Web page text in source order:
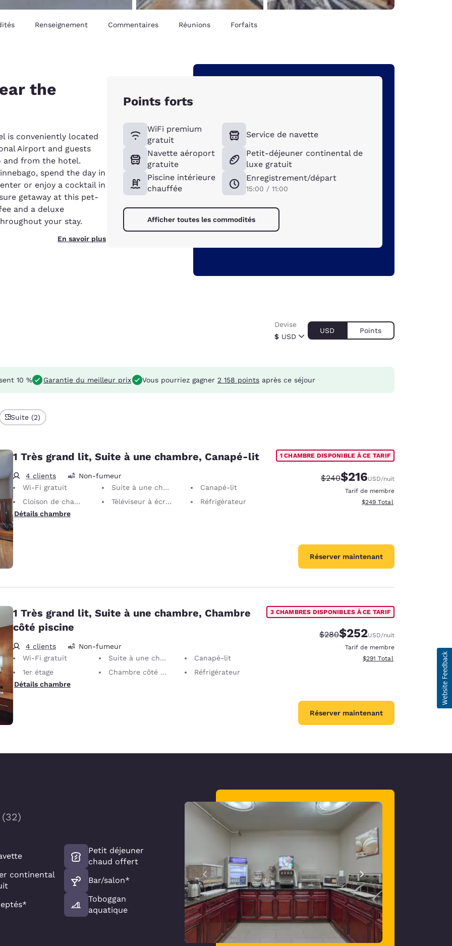
Renseignement Commentaires Réunions Forfaits
the
is conveniently located
Airport and guests
from the hotel.
spend the day in
or enjoy a cocktail in
getaway at this pet-
and a deluxe
your stay.
En savoir plus
Points forts
WiFi premium
gratuit
Navette aéroport
gratuite
Piscine intérieure
chauffée
Service de navette
Petit-déjeuner continental de
luxe gratuit
Enregistrement/départ
15:00 / 11:00
Afficher toutes les commodités
$ USD
Devise
USD Points
10 % Garantie du meilleur prix Vous pourriez gagner 2 158 points après ce séjour
Suite (2)
1 Très grand lit, Suite à une chambre, Canapé-lit
4 clients
Non-fumeur
Wi-Fi gratuit
Suite à une chambre
Canapé-lit
Cloison de chambre partielle
Téléviseur à écran plat 32 po
Réfrigérateur
Détails chambre
1 CHAMBRE DISPONIBLE À CE TARIF
Tarif barré :
$240Tarif réduit :
$216USD/nuit
Tarif de membre
Afficher les détails totaux
$249 Total
Réserver maintenant
1 Très grand lit, Suite à une chambre, Chambre
côté piscine
4 clients
Non-fumeur
Wi-Fi gratuit
Suite à une chambre
Canapé-lit
1er étage
Chambre côté piscine
Réfrigérateur
Détails chambre
3 CHAMBRES DISPONIBLES À CE TARIF
Tarif barré :
$280Tarif réduit :
$252USD/nuit
Tarif de membre
Afficher les détails totaux
$291 Total
Réserver maintenant
(32)
continental
Petit déjeuner
chaud offert
Bar/salon*
Toboggan
aquatique